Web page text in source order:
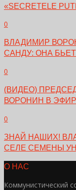
«SECRETELE
0
ВЛАДИМИР
САНДУ: ОНА
0
(ВИДЕО)
ВОРОНИН В
0
ЗНАЙ НАШИХ!
СЕЛЕ СЕМЕНЫ
О НАС
Коммунистический